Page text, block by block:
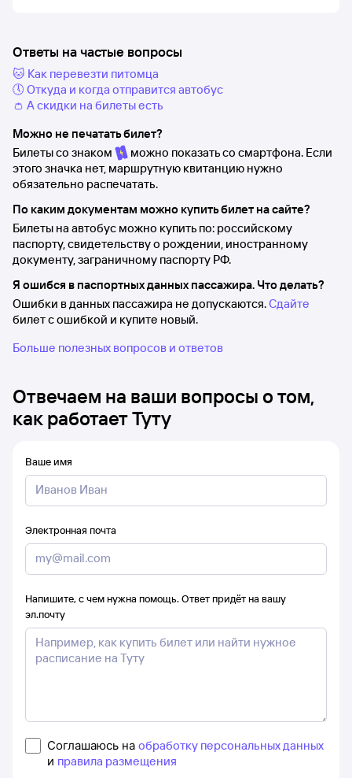
Ответы на частые вопросы
🐱 Как перевезти питомца
🕔 Откуда и когда отправится автобус
👛 А скидки на билеты есть
Можно не печатать билет?
Билеты со знаком
можно показать со смартфона. Если
этого значка нет, маршрутную квитанцию нужно
обязательно распечатать.
По каким документам можно купить билет на сайте?
Билеты на автобус можно купить по: российскому
паспорту, свидетельству о рождении, иностранному
документу, заграничному паспорту РФ.
Я ошибся в паспортных данных пассажира. Что делать?
Ошибки в данных пассажира не допускаются.Сдайте
билет с ошибкой и купите новый.
Больше полезных вопросов и ответов
Отвечаем на ваши вопросы о том,
как работает Туту
Ваше имя
Электронная почта
Напишите, с чем нужна помощь. Ответ придёт на вашу
эл.почту
Соглашаюсь на обработку персональных данных
и правила размещения